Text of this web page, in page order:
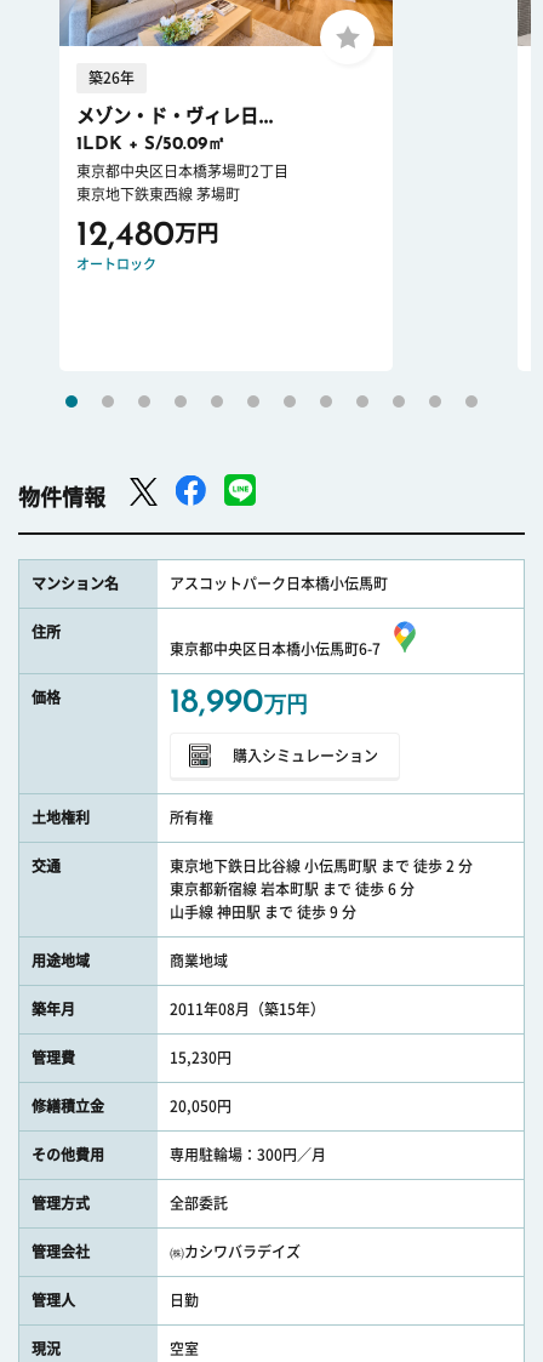
築26年
メゾン・ド・ヴィレ日...
1LDK + S/50.09㎡
東京都中央区日本橋茅場町2丁目
東京地下鉄東西線 茅場町
12,480万円
オートロック
物件情報
マンション名 アスコットパーク日本橋小伝馬町
住所
東京都中央区日本橋小伝馬町6-7
価格 18,990万円
購入シミュレーション
土地権利 所有権
交通
東京地下鉄日比谷線 小伝馬町駅 まで 徒歩 2 分
東京都新宿線 岩本町駅 まで 徒歩 6 分
山手線 神田駅 まで 徒歩 9 分
用途地域 商業地域
築年月 2011年08月（築15年）
管理費 15,230円
修繕積立金 20,050円
その他費用 専用駐輪場：300円／月
管理方式 全部委託
管理会社 ㈱カシワバラデイズ
管理人 日勤
現況 空室